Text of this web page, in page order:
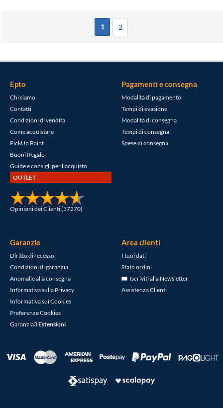
1 2
Epto
Chi siamo
Contatti
Condizioni di vendita
Come acquistare
PickUp Point
Buoni Regalo
Guide e consigli per l'acquisto
OUTLET
Opinioni dei Clienti (37270)
Pagamenti e consegna
Modalità di pagamento
Tempi di evasione
Modalità di consegna
Tempi di consegna
Spese di consegna
Garanzie
Diritto di recesso
Condizioni di garanzia
Anomalie alla consegna
Informativa sulla Privacy
Informativa sui Cookies
Preferenze Cookies
Garanzia3Estensioni
Area clienti
I tuoi dati
Stato ordini
Iscriviti alla Newsletter
Assistenza Clienti